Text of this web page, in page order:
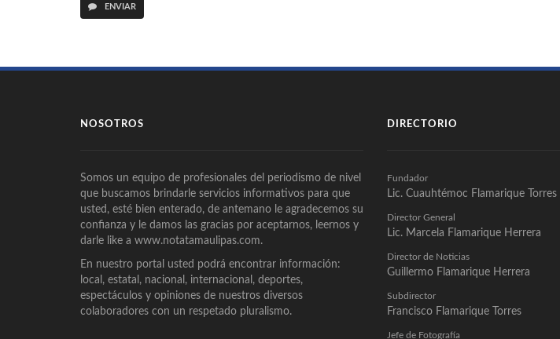
ENVIAR
NOSOTROS
Somos un equipo de profesionales del periodismo de nivel
que buscamos brindarle servicios informativos para que
usted, esté bien enterado, de antemano le agradecemos su
confianza y le damos las gracias por aceptarnos, leernos y
darle like a www.notatamaulipas.com.
En nuestro portal usted podrá encontrar información:
local, estatal, nacional, internacional, deportes,
espectáculos y opiniones de nuestros diversos
colaboradores con un respetado pluralismo.
DIRECTORIO
Fundador
Lic. Cuauhtémoc Flamarique Torres
Director General
Lic. Marcela Flamarique Herrera
Director de Noticias
Guillermo Flamarique Herrera
Subdirector
Francisco Flamarique Torres
Jefe de Fotografía